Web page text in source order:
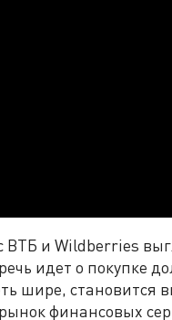
ВТБ и Wildberries
идет о покупке
шире,
финансовых